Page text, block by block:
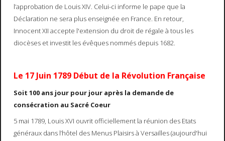
l’approbation de Louis XIV. Celui-ci informe le pape que la
Déclaration ne sera plus enseignée en France. En retour,
Innocent XII accepte l'extension du droit de régale à tous les
diocèses et investit les évêques nommés depuis 1682.
Le 17 Juin 1789 Début de la Révolution Française
Soit 100 ans jour pour jour après la demande de
consécration au Sacré Coeur
5 mai 1789, Louis XVI ouvrit officiellement la réunion des Etats
généraux dans l’hôtel des Menus Plaisirs à Versailles (aujourd'hui